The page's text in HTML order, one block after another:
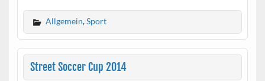
Allgemein,Sport
Street Soccer Cup 2014